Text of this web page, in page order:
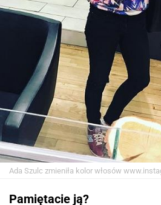
Ada Szulc zmieniła kolor włosów
Pamiętacie ją?